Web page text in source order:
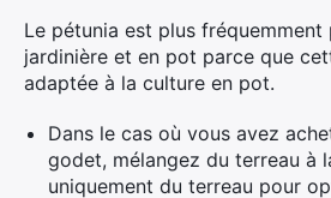
Le pétunia est plus fréquemment
jardinière et en pot parce que
adaptée à la culture en pot.
Dans le cas où vous avez
godet, mélangez du terreau à
uniquement du terreau pour